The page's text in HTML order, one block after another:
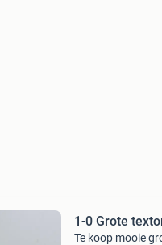
1-0 Grote
Te koop mooie